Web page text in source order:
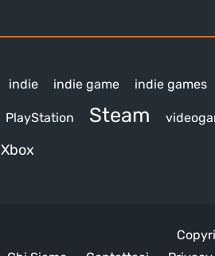
indie indie game indie games
PlayStation Steam
Xbox